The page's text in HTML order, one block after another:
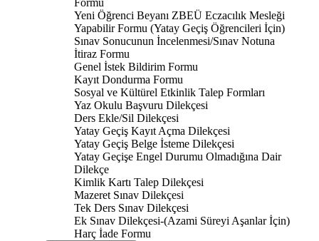
Formu
Yeni Öğrenci Beyanı ZBEÜ Eczacılık Mesleği
Yapabilir Formu (Yatay Geçiş Öğrencileri İçin)
Sınav Sonucunun İncelenmesi/Sınav Notuna
İtiraz Formu
Genel İstek Bildirim Formu
Kayıt Dondurma Formu
Sosyal ve Kültürel Etkinlik Talep Formları
Yaz Okulu Başvuru Dilekçesi
Ders Ekle/Sil Dilekçesi
Yatay Geçiş Kayıt Açma Dilekçesi
Yatay Geçiş Belge İsteme Dilekçesi
Yatay Geçişe Engel Durumu Olmadığına Dair
Dilekçe
Kimlik Kartı Talep Dilekçesi
Mazeret Sınav Dilekçesi
Tek Ders Sınav Dilekçesi
Ek Sınav Dilekçesi-(Azami Süreyi Aşanlar İçin)
Harç İade Formu